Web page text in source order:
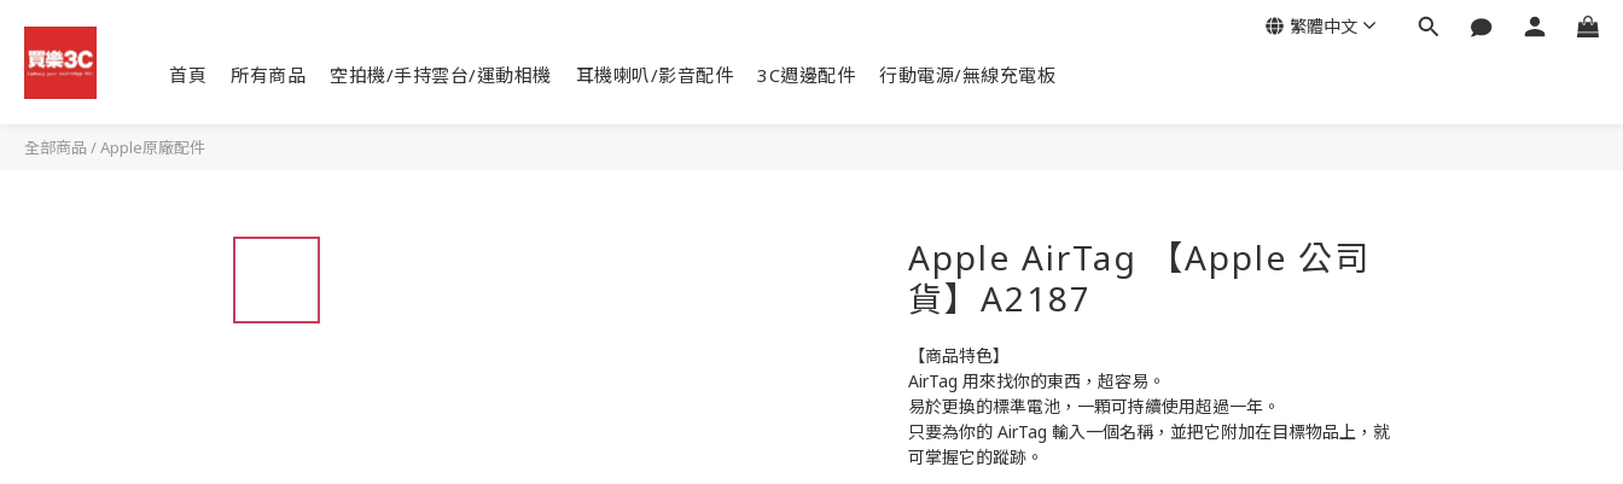
首頁 所有商品 空拍機/手持雲台/運動相機 耳機喇叭/影音配件 3C週邊配件 行動電源/無線充電板
繁體中文
全部商品 /Apple原廠配件
Apple AirTag 【Apple 公司
貨】A2187
【商品特色】
AirTag 用來找你的東西，超容易。
易於更換的標準電池，一顆可持續使用超過一年。
只要為你的 AirTag 輸入一個名稱，並把它附加在目標物品上，就
可掌握它的蹤跡。